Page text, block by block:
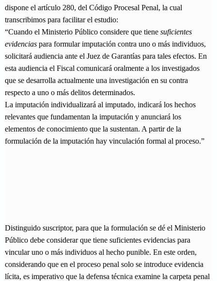
dispone el artículo 280, del Código Procesal Penal, la cual
transcribimos para facilitar el estudio:
“Cuando el Ministerio Público considere que tiene suficientes
evidencias para formular imputación contra uno o más individuos,
solicitará audiencia ante el Juez de Garantías para tales efectos. En
esta audiencia el Fiscal comunicará oralmente a los investigados
que se desarrolla actualmente una investigación en su contra
respecto a uno o más delitos determinados.
La imputación individualizará al imputado, indicará los hechos
relevantes que fundamentan la imputación y anunciará los
elementos de conocimiento que la sustentan. A partir de la
formulación de la imputación hay vinculación formal al proceso.”
Distinguido suscriptor, para que la formulación se dé el Ministerio
Público debe considerar que tiene suficientes evidencias para
vincular uno o más individuos al hecho punible. En este orden,
considerando que en el proceso penal solo se introduce evidencia
lícita, es imperativo que la defensa técnica examine la carpeta penal